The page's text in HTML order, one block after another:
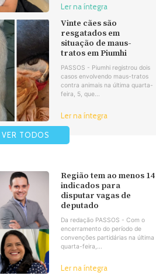
Ler na íntegra
Vinte cães são
resgatados em
situação de maus-
tratos em Piumhi
PASSOS - Piumhi registrou dois
casos envolvendo maus-tratos
contra animais na última quarta-
feira, 5, que...
Ler na íntegra
VER TODOS
Região tem ao menos 14
indicados para
disputar vagas de
deputado
Da redação PASSOS - Com o
encerramento do período de
convenções partidárias na última
quarta-feira,...
Ler na íntegra